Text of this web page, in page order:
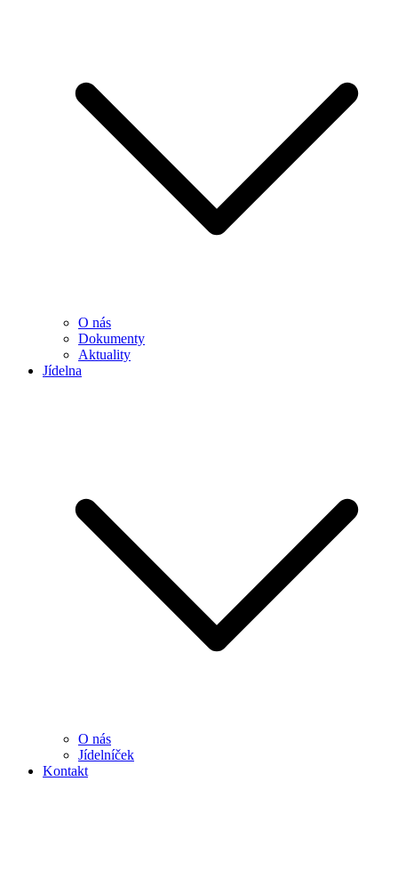
O nás
Dokumenty
Aktuality
Jídelna
O nás
Jídelníček
Kontakt